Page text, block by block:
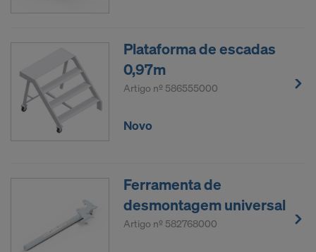
Plataforma de escadas
0,97m
Artigo nº 586555000
Novo
Ferramenta de
desmontagem universal
Artigo nº 582768000